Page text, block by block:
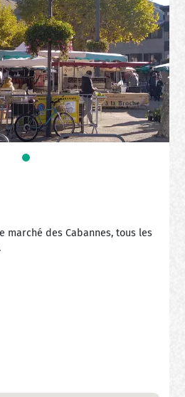
marché des Cabannes, tous les